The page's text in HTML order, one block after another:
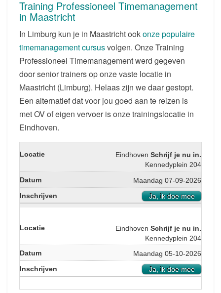
INSCHRIJVING
Training Professioneel Timemanagement
in Maastricht
In Limburg kun je in Maastricht ookonze populaire
timemanagement cursusvolgen. Onze Training
Professioneel Timemanagement werd gegeven
door senior trainers op onze vaste locatie in
Maastricht (Limburg). Helaas zijn we daar gestopt.
Een alternatief dat voor jou goed aan te reizen is
met OV of eigen vervoer is onze trainingslocatie in
Eindhoven.
Eindhoven Schrijf je nu in.
Kennedyplein 204
Maandag 07-09-2026
Ja, ik doe mee
Eindhoven Schrijf je nu in.
Kennedyplein 204
Maandag 05-10-2026
Ja, ik doe mee